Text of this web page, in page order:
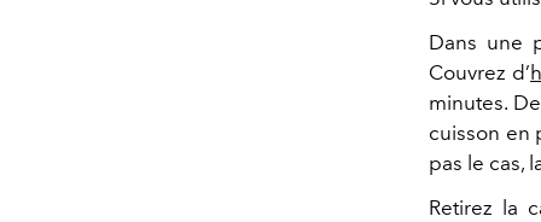
Dans une
Couvrez d’
minutes.
cuisson en
pas le cas,
Retirez la